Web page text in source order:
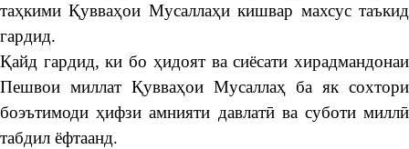
таҳкими Қувваҳои Мусаллаҳи кишвар махсус таъкид
гардид.
Қайд гардид, ки бо ҳидоят ва сиёсати хирадмандонаи
Пешвои миллат Қувваҳои Мусаллаҳ ба як сохтори
боэътимоди ҳифзи амнияти давлатӣ ва суботи миллӣ
табдил ёфтаанд.